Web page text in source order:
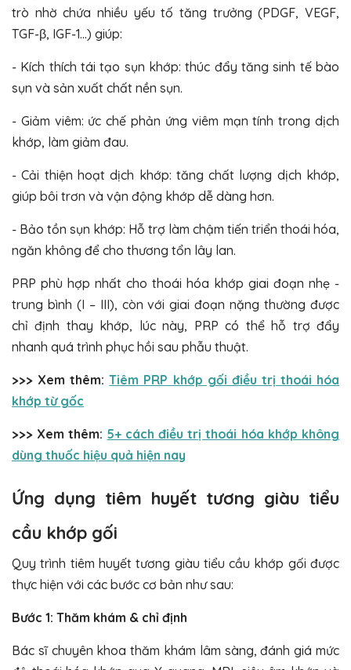
trò nhờ chứa nhiều yếu tố tăng trưởng (PDGF, VEGF,
TGF-β, IGF-1...) giúp:
- Kích thích tái tạo sụn khớp: thúc đẩy tăng sinh tế bào
sụn và sản xuất chất nền sụn.
- Giảm viêm: ức chế phản ứng viêm mạn tính trong dịch
khớp, làm giảm đau.
- Cải thiện hoạt dịch khớp: tăng chất lượng dịch khớp,
giúp bôi trơn và vận động khớp dễ dàng hơn.
- Bảo tồn sụn khớp: Hỗ trợ làm chậm tiến triển thoái hóa,
ngăn không để cho thương tổn lây lan.
PRP phù hợp nhất cho thoái hóa khớp giai đoạn nhẹ -
trung bình (I – III), còn với giai đoạn nặng thường được
chỉ định thay khớp, lúc này, PRP có thể hỗ trợ đẩy
nhanh quá trình phục hồi sau phẫu thuật.
>>> Xem thêm: Tiêm PRP khớp gối điều trị thoái hóa
khớp từ gốc
>>> Xem thêm: 5+ cách điều trị thoái hóa khớp không
dùng thuốc hiệu quả hiện nay
Ứng dụng tiêm huyết tương giàu tiểu
cầu khớp gối
Quy trình tiêm huyết tương giàu tiểu cầu khớp gối được
thực hiện với các bước cơ bản như sau:
Bước 1: Thăm khám & chỉ định
Bác sĩ chuyên khoa thăm khám lâm sàng, đánh giá mức